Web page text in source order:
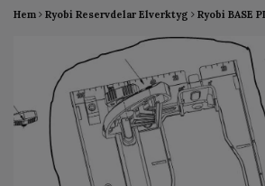
Hem Ryobi Reservdelar Elverktyg Ryobi BASE